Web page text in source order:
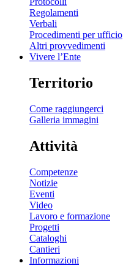
Regolamenti
Verbali
Procedimenti per ufficio
Altri provvedimenti
Vivere l’Ente
Territorio
Come raggiungerci
Galleria immagini
Attività
Competenze
Notizie
Eventi
Video
Lavoro e formazione
Progetti
Cataloghi
Cantieri
Informazioni